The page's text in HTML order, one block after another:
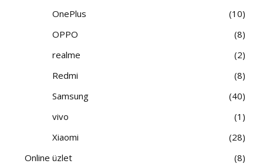
OnePlus
10
OPPO
8
realme
2
Redmi
8
Samsung
40
vivo
1
Xiaomi
28
Online üzlet
8